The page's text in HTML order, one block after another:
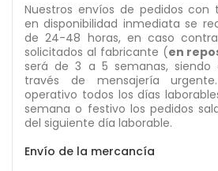
Nuestros envíos de pedidos con
en disponibilidad inmediata se
de 24-48 horas, en caso
solicitados al fabricante (en
será de 3 a 5 semanas,
través de mensajería
operativo todos los días
semana o festivo los pedidos
del siguiente día laborable.
Envío de la mercancía